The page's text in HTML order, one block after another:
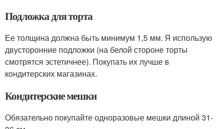
Подложка для торта
Ее толщина должна быть минимум 1,5 мм. Я использую
двусторонние подложки (на белой стороне торты
смотрятся эстетичнее). Покупать их лучше в
кондитерских магазинах.
Кондитерские мешки
Обязательно покупайте одноразовые мешки длиной 31-